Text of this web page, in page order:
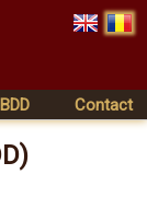
BDD Contact